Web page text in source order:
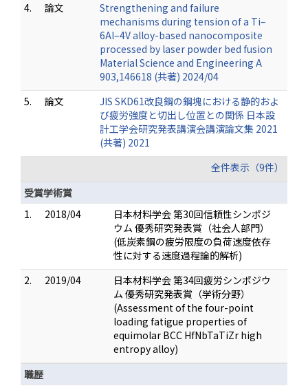
4. 論文
Strengthening and failure
mechanisms during tension of a Ti–
6Al–4V alloy-based nanocomposite
processed by laser powder bed fusion
Material Science and Engineering A
903,146618 (共著) 2024/04
5.
論文
JIS SKD61改良鋼の鋼塊における静的およ
び疲労強度と切出し位置との関係 日本設
計工学会研究発表講演会講演論文集 2021
(共著) 2021
全件表示（9件）
受賞学術賞
1.
2018/04
日本材料学会 第30回信頼性シンポジ
ウム 優秀研究発表賞（社会人部門）
(低炭素鋼の疲労限度の負荷速度依存
性に対する速度過程論的解析)
2.
2019/04
日本材料学会 第34回疲労シンポジウ
ム 優秀研究発表賞（学術分野）
(Assessment of the four-point
loading fatigue properties of
equimolar BCC HfNbTaTiZr high
entropy alloy)
職歴